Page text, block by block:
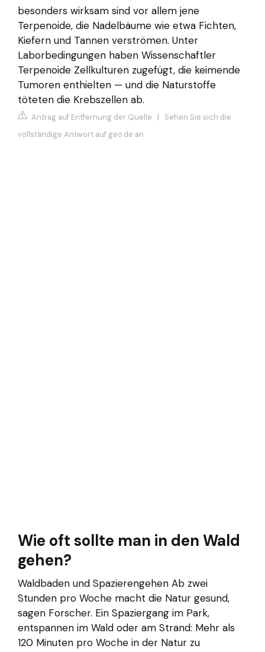
besonders wirksam sind vor allem jene
Terpenoide, die Nadelbäume wie etwa Fichten,
Kiefern und Tannen verströmen. Unter
Laborbedingungen haben Wissenschaftler
Terpenoide Zellkulturen zugefügt, die keimende
Tumoren enthielten — und die Naturstoffe
töteten die Krebszellen ab.
Antrag auf Entfernung der Quelle | Sehen Sie sich die
vollständige Antwort auf geo.de an
Wie oft sollte man in den Wald
gehen?
Waldbaden und Spazierengehen Ab zwei
Stunden pro Woche macht die Natur gesund,
sagen Forscher. Ein Spaziergang im Park,
entspannen im Wald oder am Strand: Mehr als
120 Minuten pro Woche in der Natur zu